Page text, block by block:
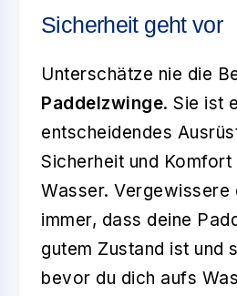
Sicherheit geht vor
Unterschätze nie die
Paddelzwinge. Sie ist
entscheidendes
Sicherheit und Komfort
Wasser. Vergewissere
immer, dass deine
gutem Zustand ist und
bevor du dich aufs